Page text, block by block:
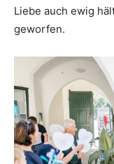
Liebe auch ewig
geworfen.